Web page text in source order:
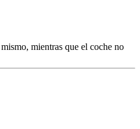
mientras que el coche no